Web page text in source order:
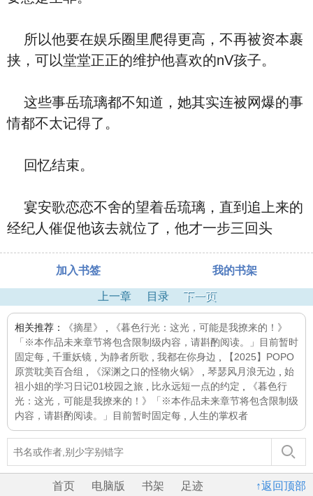
所以他要在娱乐圈里爬得更高，不再被资本裹
挟，可以堂堂正正的维护他喜欢的nV孩子。
这些事岳琉璃都不知道，她其实连被网爆的事
情都不太记得了。
回忆结束。
宴安歌恋恋不舍的望着岳琉璃，直到追上来的
经纪人催促他该去就位了，他才一步三回头
加入书签 我的书架
上一章 目录 下一页
相关推荐： 《摘星》
《暮色行光：这光，可能是我撩来的！》
「※本作品未来章节将包含限制级内容，请斟酌阅读。」目前暂时
固定每
千重妖镜 为静者所歌 我都在你身边
【2025】POPO
原赏耽美百合组
《深渊之口的怪物火锅》 琴瑟风月浪无边
始
祖小姐的学习日记01校园之旅
比永远短一点的约定
《暮色行
光：这光，可能是我撩来的！》「※本作品未来章节将包含限制级
内容，请斟酌阅读。」目前暂时固定每
人生的掌权者
↑返回顶部
首页 电脑版 书架 足迹